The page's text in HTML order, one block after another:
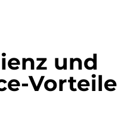
und
Vorteile